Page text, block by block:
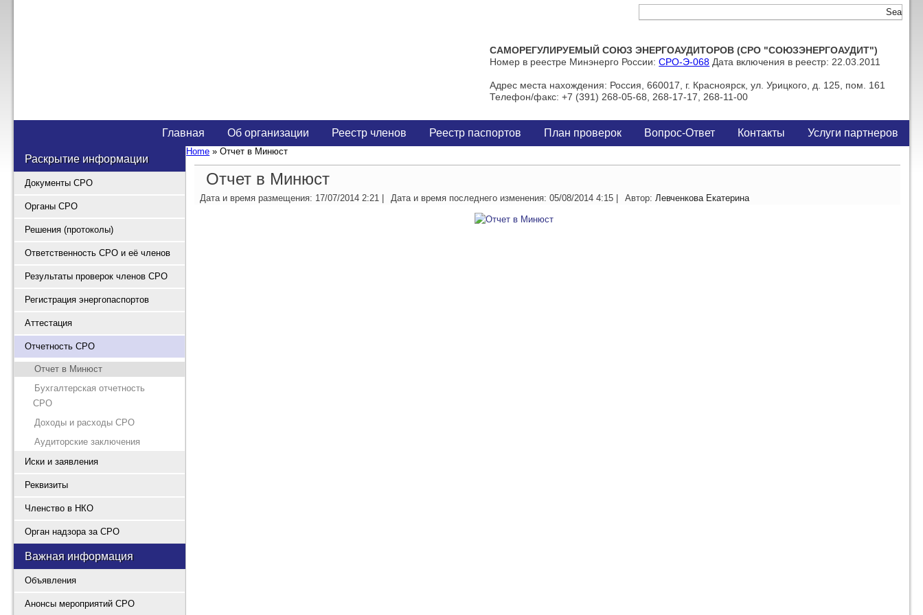
САМОРЕГУЛИРУЕМЫЙ СОЮЗ ЭНЕРГОАУДИТОРОВ (СРО "СОЮЗЭНЕРГОАУДИТ")
Номер в реестре Минэнерго России:СРО-Э-068 Дата включения в реестр: 22.03.2011
Адрес места нахождения: Россия, 660017, г. Красноярск, ул. Урицкого, д. 125, пом. 161
Телефон/факс: +7 (391) 268-05-68, 268-17-17, 268-11-00
Главная Об организации Реестр членов Реестр паспортов План проверок Вопрос-Ответ Контакты Услуги партнеров
Раскрытие информации
Документы СРО
Органы СРО
Решения (протоколы)
Ответственность СРО и её членов
Результаты проверок членов СРО
Регистрация энергопаспортов
Аттестация
Отчетность СРО
Отчет в Минюст
Бухгалтерская отчетность
СРО
Доходы и расходы СРО
Аудиторские заключения
Иски и заявления
Реквизиты
Членство в НКО
Орган надзора за СРО
Важная информация
Объявления
Анонсы мероприятий СРО
Home » Отчет в Минюст
Отчет в Минюст
Дата и время размещения: 17/07/2014 2:21 Дата и время последнего изменения: 05/08/2014 4:15 Автор: Левченкова Екатерина